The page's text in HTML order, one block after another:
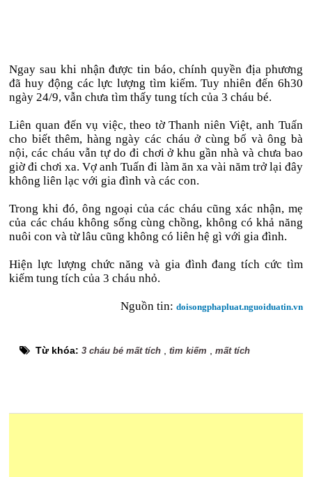
Ngay sau khi nhận được tin báo, chính quyền địa phương
đã huy động các lực lượng tìm kiếm. Tuy nhiên đến 6h30
ngày 24/9, vẫn chưa tìm thấy tung tích của 3 cháu bé.
Liên quan đến vụ việc, theo tờ Thanh niên Việt, anh Tuấn
cho biết thêm, hàng ngày các cháu ở cùng bố và ông bà
nội, các cháu vẫn tự do đi chơi ở khu gần nhà và chưa bao
giờ đi chơi xa. Vợ anh Tuấn đi làm ăn xa vài năm trở lại đây
không liên lạc với gia đình và các con.
Trong khi đó, ông ngoại của các cháu cũng xác nhận, mẹ
của các cháu không sống cùng chồng, không có khả năng
nuôi con và từ lâu cũng không có liên hệ gì với gia đình.
Hiện lực lượng chức năng và gia đình đang tích cức tìm
kiếm tung tích của 3 cháu nhỏ.
Nguồn tin: doisongphapluat.nguoiduatin.vn
Từ khóa:3 cháu bé mất tích ,tìm kiếm ,mất tích